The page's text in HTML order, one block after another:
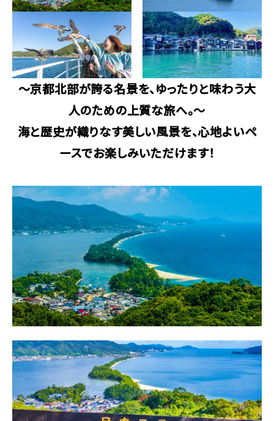
～京都北部が誇る名景を、ゆったりと味わう大
人のための上質な旅へ。～
海と歴史が織りなす美しい風景を、心地よいペ
ースでお楽しみいただけます！